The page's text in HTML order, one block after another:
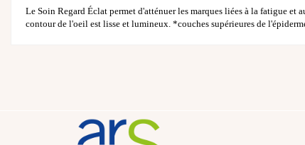
Le Soin Regard Éclat permet d'atténuer les marques liées à la fatigue
contour de l'oeil est lisse et lumineux. *couches supérieures de